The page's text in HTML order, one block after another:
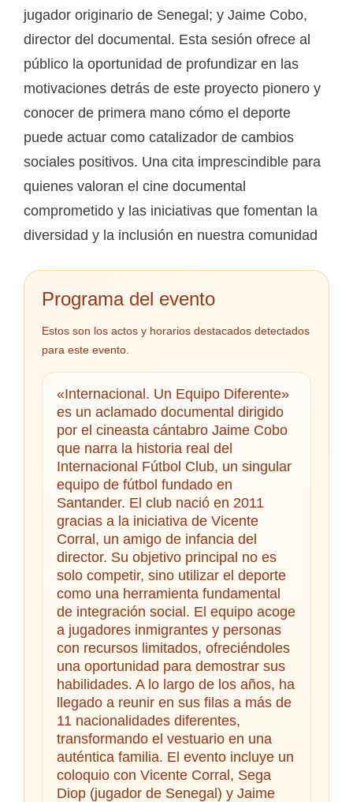
jugador originario de Senegal; y Jaime Cobo,
director del documental. Esta sesión ofrece al
público la oportunidad de profundizar en las
motivaciones detrás de este proyecto pionero y
conocer de primera mano cómo el deporte
puede actuar como catalizador de cambios
sociales positivos. Una cita imprescindible para
quienes valoran el cine documental
comprometido y las iniciativas que fomentan la
diversidad y la inclusión en nuestra comunidad
Programa del evento
Estos son los actos y horarios destacados detectados
para este evento.
«Internacional. Un Equipo Diferente»
es un aclamado documental dirigido
por el cineasta cántabro Jaime Cobo
que narra la historia real del
Internacional Fútbol Club, un singular
equipo de fútbol fundado en
Santander. El club nació en 2011
gracias a la iniciativa de Vicente
Corral, un amigo de infancia del
director. Su objetivo principal no es
solo competir, sino utilizar el deporte
como una herramienta fundamental
de integración social. El equipo acoge
a jugadores inmigrantes y personas
con recursos limitados, ofreciéndoles
una oportunidad para demostrar sus
habilidades. A lo largo de los años, ha
llegado a reunir en sus filas a más de
11 nacionalidades diferentes,
transformando el vestuario en una
auténtica familia. El evento incluye un
coloquio con Vicente Corral, Sega
Diop (jugador de Senegal) y Jaime